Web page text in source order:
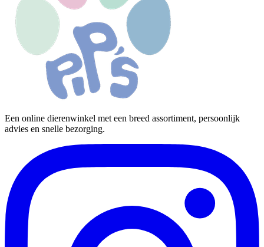
Een online dierenwinkel met een breed assortiment, persoonlijk
advies en snelle bezorging.